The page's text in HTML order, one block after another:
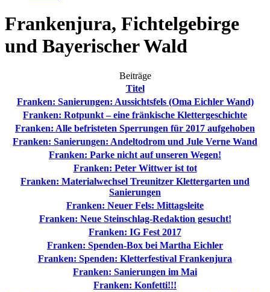
Frankenjura, Fichtelgebirge
und Bayerischer Wald
Beiträge
Titel
Franken: Sanierungen: Aussichtsfels (Oma Eichler Wand)
Franken: Rotpunkt – eine fränkische Klettergeschichte
Franken: Alle befristeten Sperrungen für 2017 aufgehoben
Franken: Sanierungen: Andeltodrom und Jule Verne Wand
Franken: Parke nicht auf unseren Wegen!
Franken: Peter Wittwer ist tot
Franken: Materialwechsel Treunitzer Klettergarten und
Sanierungen
Franken: Neuer Fels: Mittagsleite
Franken: Neue Steinschlag-Redaktion gesucht!
Franken: IG Fest 2017
Franken: Spenden-Box bei Martha Eichler
Franken: Spenden: Kletterfestival Frankenjura
Franken: Sanierungen im Mai
Franken: Konfetti!!!